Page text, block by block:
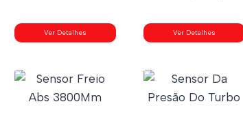
Ver Detalhes Ver Detalhes